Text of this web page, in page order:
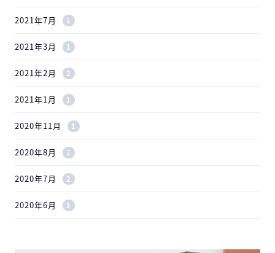
2021年7月 1
2021年3月 1
2021年2月 2
2021年1月 1
2020年11月 1
2020年8月 2
2020年7月 2
2020年6月 1